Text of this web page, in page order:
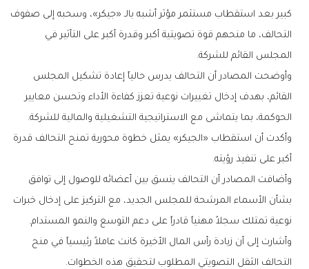
كبير بعد استقطاب مستثمر مؤثر أشبه بالـ «جيكر»، وسحبه إلى صفوف
التحالف، ما منحهم قوة تصويتية أكبر وقدرة أكبر على التأثير في
المجلس القائم للشركة.
وأوضحت المصادر أن التحالف يدرس حالياً إعادة تشكيل المجلس
القائم، بهدف إدخال تغييرات نوعية تعزز كفاءة الأداء وتحسن معايير
الحوكمة، بما يتماشى مع الاستراتيجية التشغيلية والمالية للشركة.
وأكدت أن استقطاب «الجيكر» يمثل خطوة محورية تمنح التحالف قدرة
أكبر على تنفيذ رؤيته.
وأضافت المصادر أن التحالف ينسق بين أعضائه للوصول إلى توافق
بشأن الأسماء المرشحة للمجلس الجديد، مع التركيز على إدخال خبرات
نوعية تمتلك سجلاً مهنياً قادراً على دعم التوسع والنمو المستدام.
وأشارت إلى أن زيادة رأس المال الأخيرة كانت عاملاً رئيسياً في منح
التحالف الثقل التصويتي المطلوب لتحقيق هذه الخطوات.